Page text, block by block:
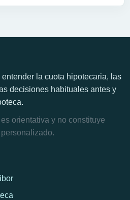
la cuota hipotecaria, las
decisiones habituales antes y
orientativa y no constituye